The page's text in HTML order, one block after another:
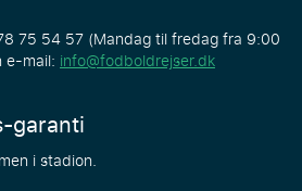
75 54 57 (Mandag til fredag fra 9:00
e-mail: info@fodboldrejser.dk
garanti
i stadion.